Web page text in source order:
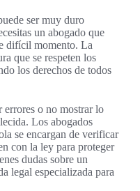
ser muy duro
un abogado que
difícil momento. La
que se respeten los
los derechos de todos
errores o no mostrar lo
Los abogados
se encargan de verificar
con la ley para proteger
dudas sobre un
legal especializada para